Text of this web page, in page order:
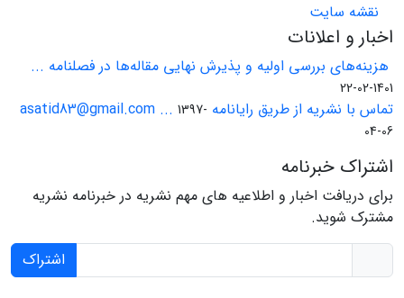
نقشه سایت
اخبار و اعلانات
هزینه‌های بررسی اولیه و پذیرش نهایی مقاله‌ها در فصلنامه ...
1401-02-22
تماس با نشریه از طریق رایانامه asatid83@gmail.com ... 1397-
04-06
اشتراک خبرنامه
برای دریافت اخبار و اطلاعیه های مهم نشریه در خبرنامه نشریه
مشترک شوید.
اشتراک